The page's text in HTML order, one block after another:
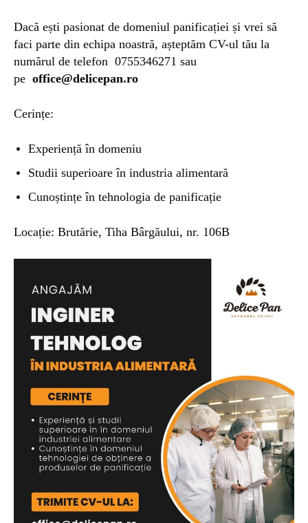
Dacă ești pasionat de domeniul panificației și vrei să
faci parte din echipa noastră, așteptăm CV-ul tău la
numărul de telefon 0755346271 sau
pe office@delicepan.ro
Cerințe:
Experiență în domeniu
Studii superioare în industria alimentară
Cunoștințe în tehnologia de panificație
Locație: Brutărie, Tiha Bârgăului, nr. 106B